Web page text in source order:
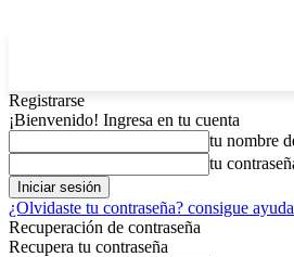
Registrarse
¡Bienvenido! Ingresa en tu cuenta
tu nombre
tu
¿Olvidaste tu contraseña? consigue ayuda
Recuperación de contraseña
Recupera tu contraseña